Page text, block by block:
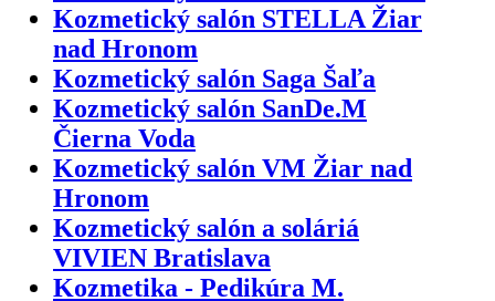
Kozmetický salón STELLA Žiar
nad Hronom
Kozmetický salón Saga Šaľa
Kozmetický salón SanDe.M
Čierna Voda
Kozmetický salón VM Žiar nad
Hronom
Kozmetický salón a soláriá
VIVIEN Bratislava
Kozmetika - Pedikúra M.